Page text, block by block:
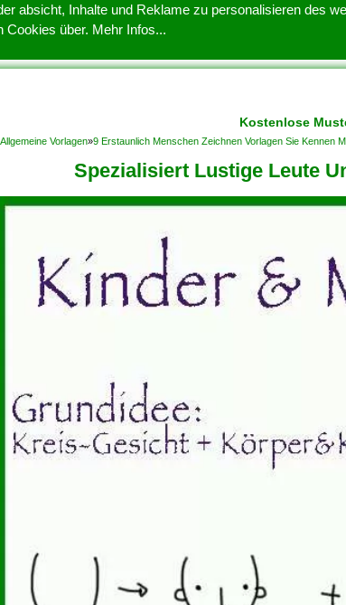
absicht, Inhalte und Reklame zu personalisieren des
Cookies über. Mehr Infos...
Kostenlose
Allgemeine Vorlagen»9 Erstaunlich Menschen Zeichnen Vorlagen Sie Kennen
Spezialisiert Lustige Leute